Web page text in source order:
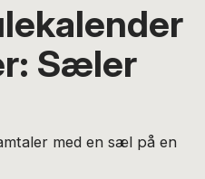
Sæler